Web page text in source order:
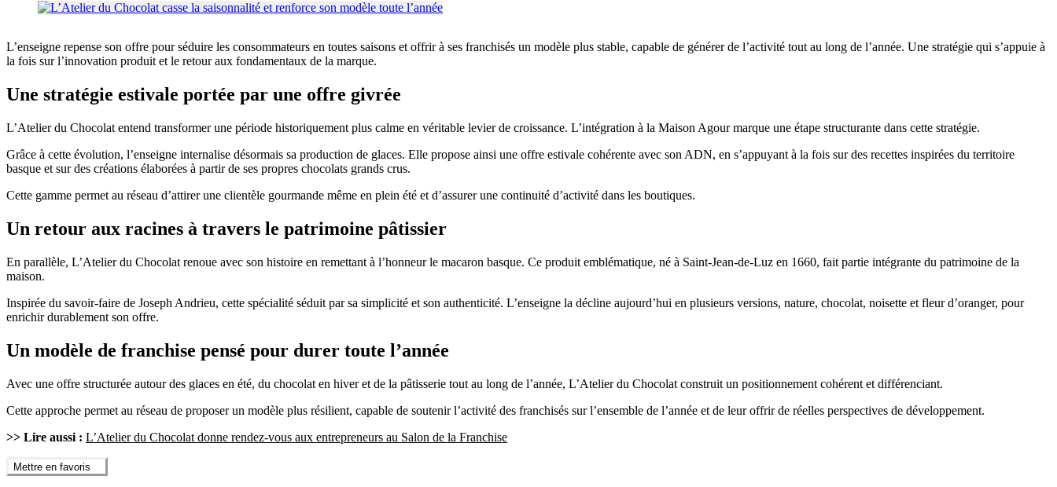
L’enseigne repense son offre pour séduire les consommateurs en toutes saisons et offrir à ses franchisés un modèle plus stable, capable de générer de l’activité tout au long de l’année. Une stratégie qui s’appuie à
la fois sur l’innovation produit et le retour aux fondamentaux de la marque.
Une stratégie estivale portée par une offre givrée
L’Atelier du Chocolat entend transformer une période historiquement plus calme en véritable levier de croissance. L’intégration à la Maison Agour marque une étape structurante dans cette stratégie.
Grâce à cette évolution, l’enseigne internalise désormais sa production de glaces. Elle propose ainsi une offre estivale cohérente avec son ADN, en s’appuyant à la fois sur des recettes inspirées du territoire
basque et sur des créations élaborées à partir de ses propres chocolats grands crus.
Cette gamme permet au réseau d’attirer une clientèle gourmande même en plein été et d’assurer une continuité d’activité dans les boutiques.
Un retour aux racines à travers le patrimoine pâtissier
En parallèle, L’Atelier du Chocolat renoue avec son histoire en remettant à l’honneur le macaron basque. Ce produit emblématique, né à Saint-Jean-de-Luz en 1660, fait partie intégrante du patrimoine de la
maison.
Inspirée du savoir-faire de Joseph Andrieu, cette spécialité séduit par sa simplicité et son authenticité. L’enseigne la décline aujourd’hui en plusieurs versions, nature, chocolat, noisette et fleur d’oranger, pour
enrichir durablement son offre.
Un modèle de franchise pensé pour durer toute l’année
Avec une offre structurée autour des glaces en été, du chocolat en hiver et de la pâtisserie tout au long de l’année, L’Atelier du Chocolat construit un positionnement cohérent et différenciant.
Cette approche permet au réseau de proposer un modèle plus résilient, capable de soutenir l’activité des franchisés sur l’ensemble de l’année et de leur offrir de réelles perspectives de développement.
>> Lire aussi : L’Atelier du Chocolat donne rendez-vous aux entrepreneurs au Salon de la Franchise
Mettre en favoris